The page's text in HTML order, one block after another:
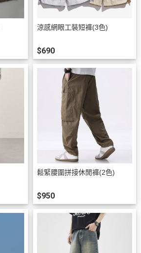
涼感網眼工裝短褲(3色)
$690
鬆緊腰圍拼接休閒褲(2色)
$950